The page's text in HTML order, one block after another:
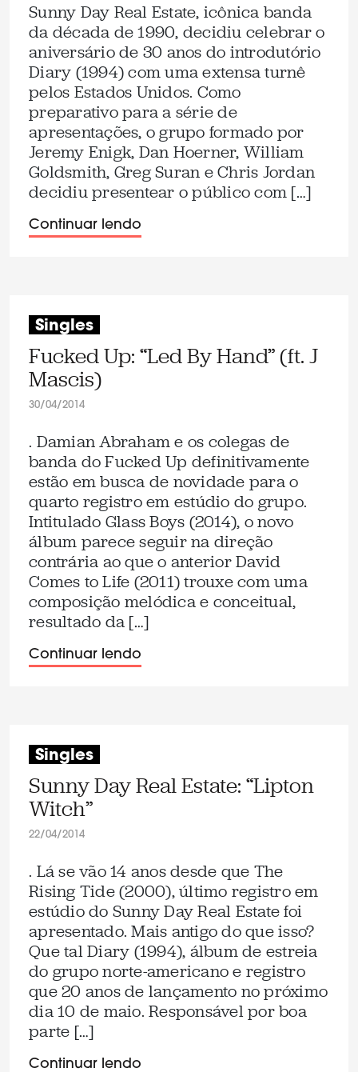
Sunny Day Real Estate, icônica banda
da década de 1990, decidiu celebrar o
aniversário de 30 anos do introdutório
Diary (1994) com uma extensa turnê
pelos Estados Unidos. Como
preparativo para a série de
apresentações, o grupo formado por
Jeremy Enigk, Dan Hoerner, William
Goldsmith, Greg Suran e Chris Jordan
decidiu presentear o público com […]
Continuar lendo
Singles
Fucked Up: “Led By Hand” (ft. J
Mascis)
30/04/2014
. Damian Abraham e os colegas de
banda do Fucked Up definitivamente
estão em busca de novidade para o
quarto registro em estúdio do grupo.
Intitulado Glass Boys (2014), o novo
álbum parece seguir na direção
contrária ao que o anterior David
Comes to Life (2011) trouxe com uma
composição melódica e conceitual,
resultado da […]
Continuar lendo
Singles
Sunny Day Real Estate: “Lipton
Witch”
22/04/2014
. Lá se vão 14 anos desde que The
Rising Tide (2000), último registro em
estúdio do Sunny Day Real Estate foi
apresentado. Mais antigo do que isso?
Que tal Diary (1994), álbum de estreia
do grupo norte-americano e registro
que 20 anos de lançamento no próximo
dia 10 de maio. Responsável por boa
parte […]
Continuar lendo